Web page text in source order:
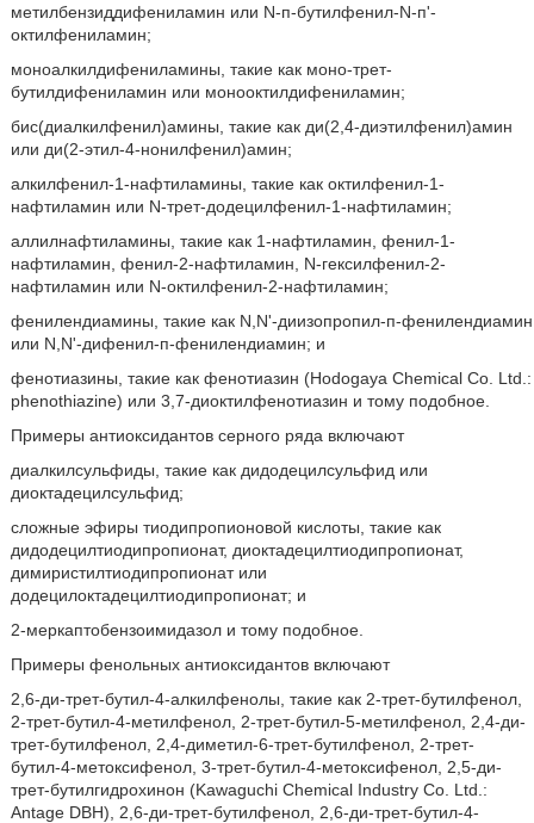
метилбензиддифениламин или N-п-бутилфенил-N-п'-
октилфениламин;
моноалкилдифениламины, такие как моно-трет-
бутилдифениламин или монооктилдифениламин;
бис(диалкилфенил)амины, такие как ди(2,4-диэтилфенил)амин
или ди(2-этил-4-нонилфенил)амин;
алкилфенил-1-нафтиламины, такие как октилфенил-1-
нафтиламин или N-трет-додецилфенил-1-нафтиламин;
аллилнафтиламины, такие как 1-нафтиламин, фенил-1-
нафтиламин, фенил-2-нафтиламин, N-гексилфенил-2-
нафтиламин или N-октилфенил-2-нафтиламин;
фенилендиамины, такие как Ν,Ν'-диизопропил-п-фенилендиамин
или Ν,Ν'-дифенил-п-фенилендиамин; и
фенотиазины, такие как фенотиазин (Hodogaya Chemical Co. Ltd.:
phenothiazine) или 3,7-диоктилфенотиазин и тому подобное.
Примеры антиоксидантов серного ряда включают
диалкилсульфиды, такие как дидодецилсульфид или
диоктадецилсульфид;
сложные эфиры тиодипропионовой кислоты, такие как
дидодецилтиодипропионат, диоктадецилтиодипропионат,
димиристилтиодипропионат или
додецилоктадецилтиодипропионат; и
2-меркаптобензоимидазол и тому подобное.
Примеры фенольных антиоксидантов включают
2,6-ди-трет-бутил-4-алкилфенолы, такие как 2-трет-бутилфенол,
2-трет-бутил-4-метилфенол, 2-трет-бутил-5-метилфенол, 2,4-ди-
трет-бутилфенол, 2,4-диметил-6-трет-бутилфенол, 2-трет-
бутил-4-метоксифенол, 3-трет-бутил-4-метоксифенол, 2,5-ди-
трет-бутилгидрохинон (Kawaguchi Chemical Industry Co. Ltd.:
Antage DBH), 2,6-ди-трет-бутилфенол, 2,6-ди-трет-бутил-4-